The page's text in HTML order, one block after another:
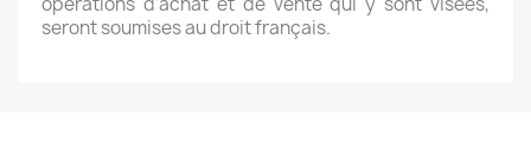
seront soumises au droit français.